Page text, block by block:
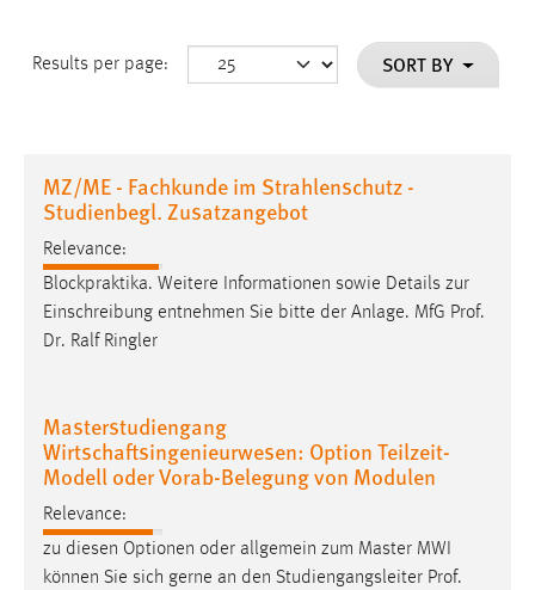
Results per page: SORT BY
MZ/ME - Fachkunde im Strahlenschutz -
Studienbegl. Zusatzangebot
Relevance:
Blockpraktika. Weitere Informationen sowie Details zur
Einschreibung entnehmen Sie bitte der Anlage. MfG Prof.
Dr. Ralf Ringler
Masterstudiengang
Wirtschaftsingenieurwesen: Option Teilzeit-
Modell oder Vorab-Belegung von Modulen
Relevance:
zu diesen Optionen oder allgemein zum Master MWI
können Sie sich gerne an den Studiengangsleiter Prof.